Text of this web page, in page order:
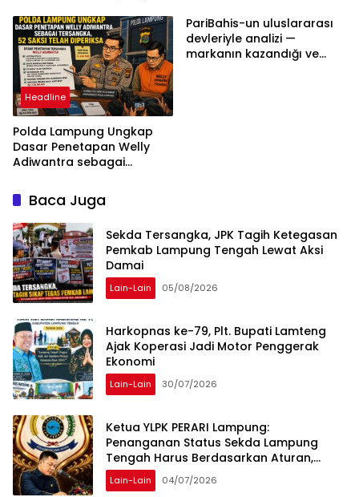
Berdasarkan Aturan,
Bukan Tekanan Opini
Headline
Polda Lampung Ungkap
Dasar Penetapan Welly
Adiwantra sebagai
Diperiksa
PariBahis-un uluslararası
devleriyle analizi —
markanın kazandığı ve
Baca Juga
Sekda Tersangka, JPK Tagih Ketegasan
Pemkab Lampung Tengah Lewat Aksi
Damai
Lain-Lain 05/08/2026
Harkopnas ke-79, Plt. Bupati Lamteng
Ajak Koperasi Jadi Motor Penggerak
Ekonomi
Lain-Lain 30/07/2026
Ketua YLPK PERARI Lampung:
Penanganan Status Sekda Lampung
Tengah Harus Berdasarkan Aturan,
Bukan Tekanan Opini
Lain-Lain 04/07/2026